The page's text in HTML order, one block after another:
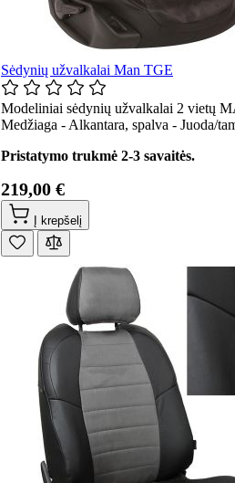
Sėdynių užvalkalai Man TGE
Modeliniai sėdynių užvalkalai 2 vietų
Medžiaga - Alkantara, spalva - Juoda/
Pristatymo trukmė 2-3 savaitės.
219,00 €
Į krepšelį